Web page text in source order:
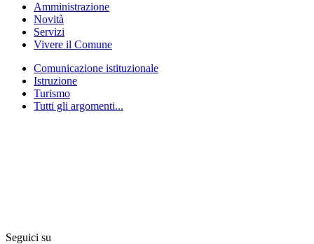
Amministrazione
Novità
Servizi
Vivere il Comune
Comunicazione istituzionale
Istruzione
Turismo
Tutti gli argomenti...
Seguici su